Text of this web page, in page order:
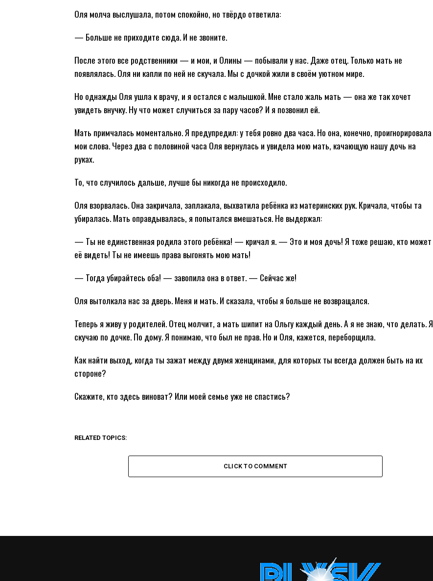
Оля молча выслушала, потом спокойно, но твёрдо ответила:
— Больше не приходите сюда. И не звоните.
После этого все родственники — и мои, и Олины — побывали у нас. Даже отец. Только мать не
появлялась. Оля ни капли по ней не скучала. Мы с дочкой жили в своём уютном мире.
Но однажды Оля ушла к врачу, и я остался с малышкой. Мне стало жаль мать — она же так хочет
увидеть внучку. Ну что может случиться за пару часов? И я позвонил ей.
Мать примчалась моментально. Я предупредил: у тебя ровно два часа. Но она, конечно, проигнорировала
мои слова. Через два с половиной часа Оля вернулась и увидела мою мать, качающую нашу дочь на
руках.
То, что случилось дальше, лучше бы никогда не происходило.
Оля взорвалась. Она закричала, заплакала, выхватила ребёнка из материнских рук. Кричала, чтобы та
убиралась. Мать оправдывалась, я попытался вмешаться. Не выдержал:
— Ты не единственная родила этого ребёнка! — кричал я. — Это и моя дочь! Я тоже решаю, кто может
её видеть! Ты не имеешь права выгонять мою мать!
— Тогда убирайтесь оба! — завопила она в ответ. — Сейчас же!
Оля вытолкала нас за дверь. Меня и мать. И сказала, чтобы я больше не возвращался.
Теперь я живу у родителей. Отец молчит, а мать шипит на Ольгу каждый день. А я не знаю, что делать. Я
скучаю по дочке. По дому. Я понимаю, что был не прав. Но и Оля, кажется, переборщила.
Как найти выход, когда ты зажат между двумя женщинами, для которых ты всегда должен быть на их
стороне?
Скажите, кто здесь виноват? Или моей семье уже не спастись?
RELATED TOPICS:
CLICK TO COMMENT